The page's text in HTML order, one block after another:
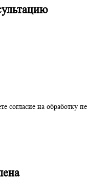
Yandex
использует cookies,